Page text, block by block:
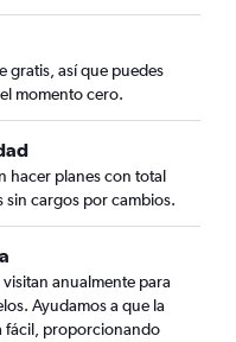
gratis, así que puedes
momento cero.
hacer planes con total
sin cargos por cambios.
anualmente para
Ayudamos a que la
fácil, proporcionando